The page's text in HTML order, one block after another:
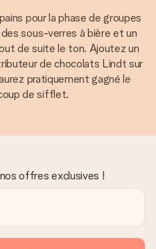
pour la phase de groupes
sous-verres à bière et un
de suite le ton. Ajoutez un
de chocolats Lindt sur
pratiquement gagné le
de sifflet.
offres exclusives !